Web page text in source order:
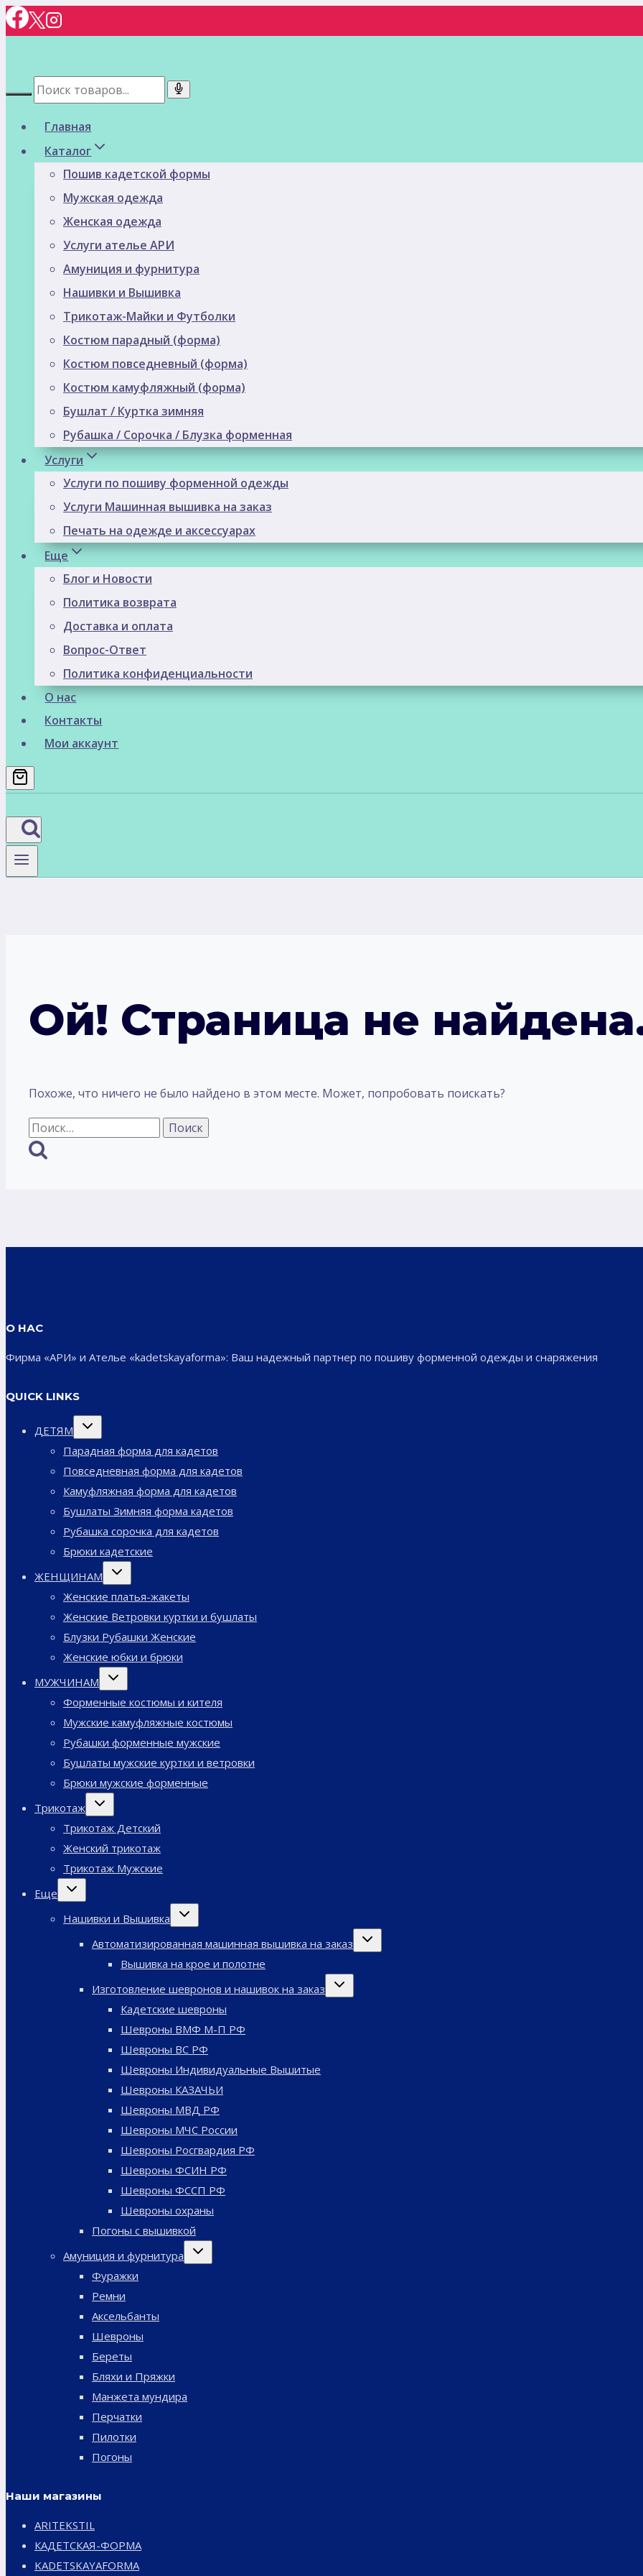
Перейти
к
Главная
Каталог
Пошив кадетской формы
Мужская одежда
Женская одежда
Услуги ателье АРИ
Амуниция и фурнитура
Нашивки и Вышивка
Трикотаж-Майки и Футболки
Костюм парадный (форма)
Костюм повседневный (форма)
Костюм камуфляжный (форма)
Бушлат / Куртка зимняя
Рубашка / Сорочка / Блузка форменная
Услуги
Услуги по пошиву форменной одежды
Услуги Машинная вышивка на заказ
Печать на одежде и аксессуарах
Еще
Блог и Новости
Политика возврата
Доставка и оплата
Вопрос-Ответ
Политика конфиденциальности
О нас
Контакты
Мои аккаунт
Ой! Страница не
Похоже, что ничего не было найдено в этом месте. Может, попробовать поискать?
Найти:
О НАС
Фирма «АРИ» и Ателье «kadetskayaforma»: Ваш надежный партнер по пошиву форменной одежды и снаряжения
QUICK LINKS
ДЕТЯМ
Переключить
Парадная форма для кадетов
Повседневная форма для кадетов
Камуфляжная форма для кадетов
Бушлаты Зимняя форма кадетов
Рубашка сорочка для кадетов
Брюки кадетские
ЖЕНЩИНАМ
Переключить
Женские платья-жакеты
Женские Ветровки куртки и бушлаты
Блузки Рубашки Женские
Женские юбки и брюки
МУЖЧИНАМ
Переключить
Форменные костюмы и кителя
Мужские камуфляжные костюмы
Рубашки форменные мужские
Бушлаты мужские куртки и ветровки
Брюки мужские форменные
Трикотаж
Переключить
Трикотаж Детский
Женский трикотаж
Трикотаж Мужские
Еще
Переключить
Нашивки и Вышивка
Переключить
Автоматизированная машинная вышивка на заказ
Переключить
Вышивка на крое и полотне
Изготовление шевронов и нашивок на заказ
Переключить
Кадетские шевроны
Шевроны ВМФ М-П РФ
Шевроны ВС РФ
Шевроны Индивидуальные Вышитые
Шевроны КАЗАЧЬИ
Шевроны МВД РФ
Шевроны МЧС России
Шевроны Росгвардия РФ
Шевроны ФСИН РФ
Шевроны ФССП РФ
Шевроны охраны
Погоны с вышивкой
Амуниция и фурнитура
Переключить
Фуражки
Ремни
Аксельбанты
Шевроны
Береты
Бляхи и Пряжки
Манжета мундира
Перчатки
Пилотки
Погоны
Наши магазины
ARITEKSTIL
КАДЕТСКАЯ-ФОРМА
KADETSKAYAFORMA